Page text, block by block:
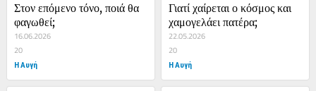
Στον επόμενο τόνο, ποιά θα
φαγωθεί;
16.06.2026
20
Η Αυγή
Γιατί χαίρεται ο κόσμος και
χαμογελάει πατέρα;
22.05.2026
20
Η Αυγή